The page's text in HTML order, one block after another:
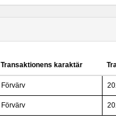
Transaktionens karaktär
Förvärv
Förvärv